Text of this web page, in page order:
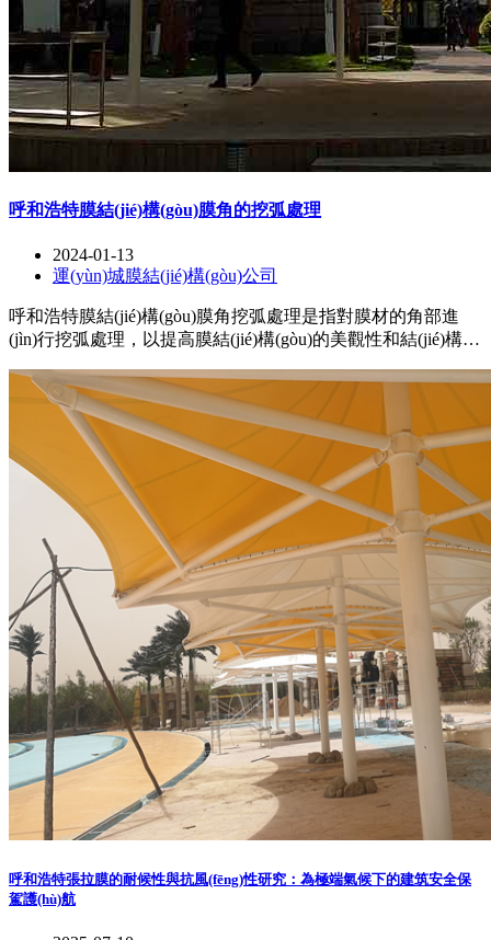
呼和浩特膜結(jié)構(gòu)膜角的挖弧處理
2024-01-13
運(yùn)城膜結(jié)構(gòu)公司
呼和浩特膜結(jié)構(gòu)膜角挖弧處理是指對膜材的角部進
(jìn)行挖弧處理，以提高膜結(jié)構(gòu)的美觀性和結(jié)構
需要注意使用適當(dāng)?shù)墓ぞ吆头椒?，確保挖弧的尺寸
和形狀符合設(shè)計(jì)要求，保證處理后的角部與整體膜
呼和浩特張拉膜的耐候性與抗風(fēng)性研究：為極端氣候下的建筑安全保
駕護(hù)航